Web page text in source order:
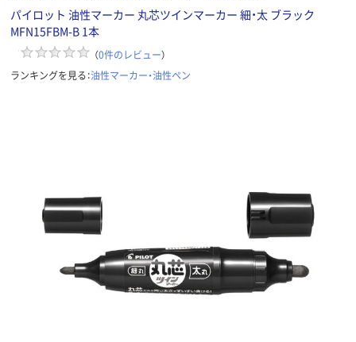
パイロット 油性マーカー 丸芯ツインマーカー 細・太 ブラック
MFN15FBM-B 1本
（0件のレビュー）
ランキングを見る：油性マーカー・油性ペン